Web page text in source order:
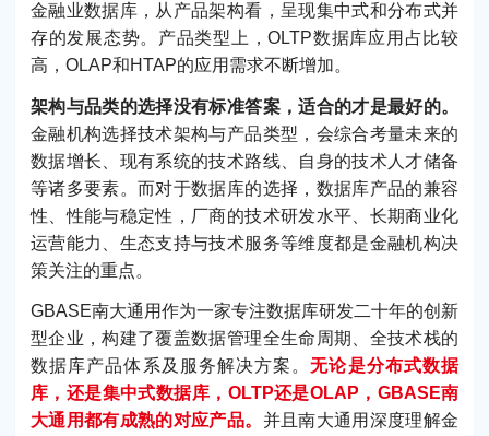
金融业数据库，从产品架构看，呈现集中式和分布式并
存的发展态势。产品类型上，OLTP数据库应用占比较
高，OLAP和HTAP的应用需求不断增加。
架构与品类的选择没有标准答案，适合的才是最好的。
金融机构选择技术架构与产品类型，会综合考量未来的
数据增长、现有系统的技术路线、自身的技术人才储备
等诸多要素。而对于数据库的选择，数据库产品的兼容
性、性能与稳定性，厂商的技术研发水平、长期商业化
运营能力、生态支持与技术服务等维度都是金融机构决
策关注的重点。
GBASE南大通用作为一家专注数据库研发二十年的创新
型企业，构建了覆盖数据管理全生命周期、全技术栈的
数据库产品体系及服务解决方案。无论是分布式数据
库，还是集中式数据库，OLTP还是OLAP，GBASE南
大通用都有成熟的对应产品。 并且南大通用深度理解金